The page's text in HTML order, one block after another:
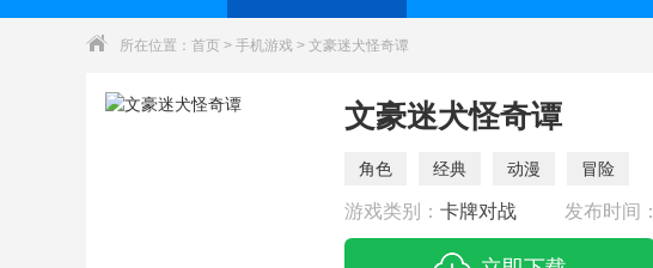
所在位置： 首页 > 手机游戏 > 文豪迷犬怪奇谭
文豪迷犬怪奇谭
角色 经典 动漫 冒险
游戏类别： 卡牌对战 发布时间：